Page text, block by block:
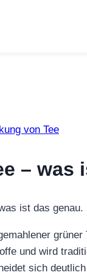
von Tee
– was
und wird
sich